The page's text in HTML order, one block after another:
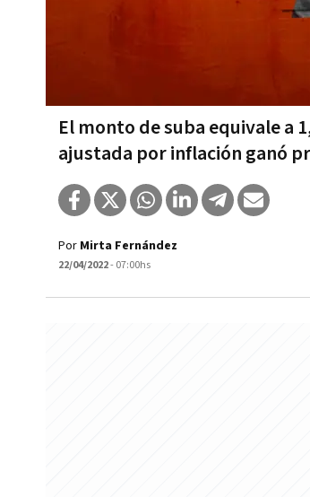
El monto de suba equivale a
ajustada por inflación ganó
Por Mirta Fernández
22/04/2022- 07:00hs